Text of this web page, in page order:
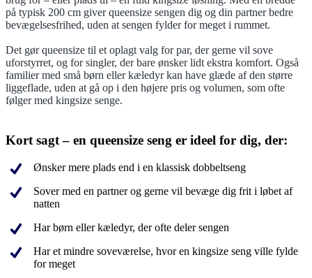
på typisk 200 cm giver queensize sengen dig og din partner bedre
bevægelsesfrihed, uden at sengen fylder for meget i rummet.
Det gør queensize til et oplagt valg for par, der gerne vil sove
uforstyrret, og for singler, der bare ønsker lidt ekstra komfort. Også
familier med små børn eller kæledyr kan have glæde af den større
liggeflade, uden at gå op i den højere pris og volumen, som ofte
følger med kingsize senge.
Kort sagt – en queensize seng er ideel for dig, der:
Ønsker mere plads end i en klassisk dobbeltseng
Sover med en partner og gerne vil bevæge dig frit i løbet af
natten
Har børn eller kæledyr, der ofte deler sengen
Har et mindre soveværelse, hvor en kingsize seng ville fylde
for meget